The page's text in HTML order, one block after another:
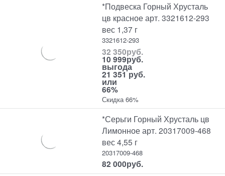
*Подвеска Горный Хрусталь
цв красное арт. 3321612-293
вес 1,37 г
3321612-293
32 350руб.
10 999руб.
выгода
21 351 руб.
или
66%
Скидка 66%
*Серьги Горный Хрусталь цв
Лимонное арт. 20317009-468
вес 4,55 г
20317009-468
82 000руб.